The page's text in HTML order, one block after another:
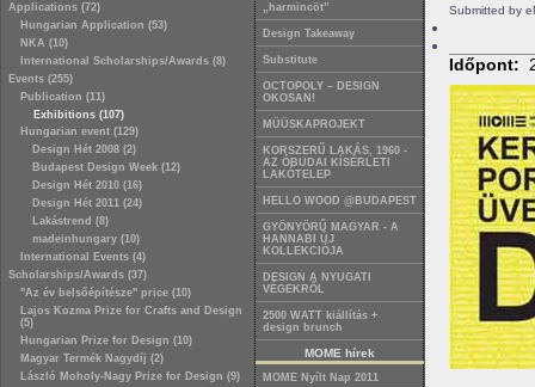
Applications (72)
Hungarian Application (53)
NKA (10)
International Scholarships/Awards (8)
Events (255)
Publication (11)
Exhibitions (107)
Hungarian event (129)
Design Hét 2008 (2)
Budapest Design Week (12)
Design Hét 2010 (16)
Design Hét 2011 (24)
Lakástrend (8)
madeinhungary (10)
International Events (4)
Scholarships/Awards (37)
"Az év belsőépítésze" price (10)
Lajos Kozma Prize for Crafts and Design
(5)
Hungarian Prize for Design (10)
Magyar Termék Nagydíj (2)
László Moholy-Nagy Prize for Design (9)
„harmincöt”
Design Takeaway
Substitute
OCTOPOLY – DESIGN
OKOSAN!
MÜÜSKAPROJEKT
KORSZERŰ LAKÁS, 1960 -
AZ ÓBUDAI KÍSÉRLETI
LAKÓTELEP
HELLO WOOD @BUDAPEST
GYÖNYÖRŰ MAGYAR - A
HANNABI ÚJ
KOLLEKCIÓJA
DESIGN A NYUGATI
VÉGEKRŐL
2500 WATT kiállítás +
design brunch
MOME hírek
MOME Nyílt Nap 2011
Submitted by
Időpont: